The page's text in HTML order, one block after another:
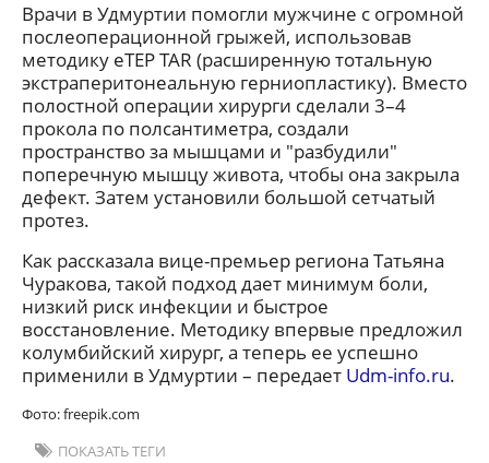
Врачи в Удмуртии помогли мужчине с огромной
послеоперационной грыжей, использовав
методику eTEP TAR (расширенную тотальную
экстраперитонеальную герниопластику). Вместо
полостной операции хирурги сделали 3–4
прокола по полсантиметра, создали
пространство за мышцами и "разбудили"
поперечную мышцу живота, чтобы она закрыла
дефект. Затем установили большой сетчатый
протез.
Как рассказала вице-премьер региона Татьяна
Чуракова, такой подход дает минимум боли,
низкий риск инфекции и быстрое
восстановление. Методику впервые предложил
колумбийский хирург, а теперь ее успешно
применили в Удмуртии – передает Udm-info.ru.
Фото: freepik.com
ПОКАЗАТЬ ТЕГИ